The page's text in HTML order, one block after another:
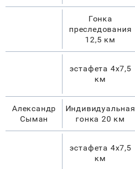
Гонка
преследования
12,5 км
эстафета 4х7,5
км
Александр
Сыман
Индивидуальная
гонка 20 км
эстафета 4х7,5
км